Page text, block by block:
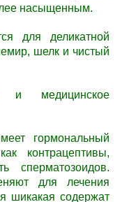
насыщенным.
для деликатной
шелк и чистый
и медицинское
гормональный
контрацептивы,
сперматозоидов.
для лечения
шикакая содержат